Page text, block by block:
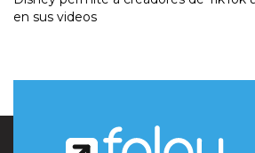
en sus videos